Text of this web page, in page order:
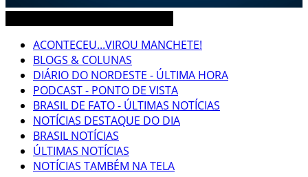
ACONTECEU...VIROU MANCHETE!
BLOGS & COLUNAS
DIÁRIO DO NORDESTE - ÚLTIMA HORA
PODCAST - PONTO DE VISTA
BRASIL DE FATO - ÚLTIMAS NOTÍCIAS
NOTÍCIAS DESTAQUE DO DIA
BRASIL NOTÍCIAS
ÚLTIMAS NOTÍCIAS
NOTÍCIAS TAMBÉM NA TELA